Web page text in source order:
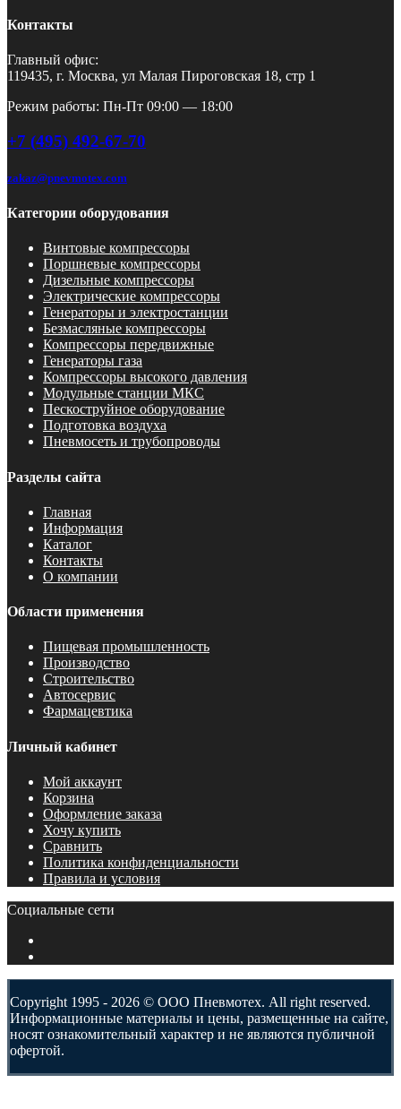
Контакты
Главный офис:
119435, г. Москва, ул Малая Пироговская 18, стр 1
Режим работы: Пн-Пт 09:00 — 18:00
+7 (495) 492-67-70
zakaz@pnevmotex.com
Категории оборудования
Винтовые компрессоры
Поршневые компрессоры
Дизельные компрессоры
Электрические компрессоры
Генераторы и электростанции
Безмасляные компрессоры
Компрессоры передвижные
Генераторы газа
Компрессоры высокого давления
Модульные станции МКС
Пескоструйное оборудование
Подготовка воздуха
Пневмосеть и трубопроводы
Разделы сайта
Главная
Информация
Каталог
Контакты
О компании
Области применения
Пищевая промышленность
Производство
Строительство
Автосервис
Фармацевтика
Личный кабинет
Мой аккаунт
Корзина
Оформление заказа
Хочу купить
Сравнить
Политика конфиденциальности
Правила и условия
Социальные сети
Copyright 1995 - 2026 © ООО Пневмотех. All right reserved.
Информационные материалы и цены, размещенные на сайте,
носят ознакомительный характер и не являются публичной
офертой.